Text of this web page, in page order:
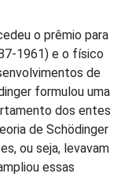
o prêmio para
1961) e o físico
de
formulou uma
dos entes
de Schödinger
ou seja, levavam
essas